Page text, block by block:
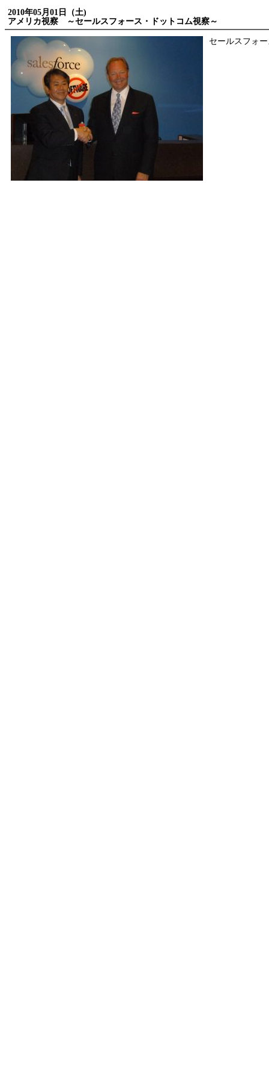
2010年05月01日（土)
アメリカ視察 ～セールスフォース・ドットコム視察～
セールスフォ